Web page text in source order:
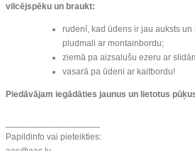
vilcējspēku un braukt:
rudenī, kad ūdens ir jau auksts
pludmali ar montainbordu;
ziemā pa aizsalušu ezeru ar
vasarā pa ūdeni ar kaitbordu!
Piedāvājam iegādāties jaunus un lietotus
Papildinfo vai pieteikties: